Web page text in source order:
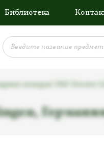
Библиотека
Германия,